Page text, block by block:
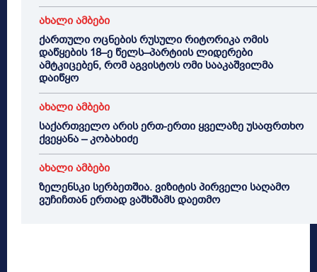
ახალი ამბები
ქართული ოცნების რუსული რიტორიკა ომის
დაწყების 18–ე წელს–პარტიის ლიდერები
ამტკიცებენ, რომ აგვისტოს ომი სააკაშვილმა
დაიწყო
ახალი ამბები
საქართველო არის ერთ-ერთი ყველაზე უსაფრთხო
ქვეყანა – კობახიძე
ახალი ამბები
ზელენსკი სერბეთშია. ვიზიტის პირველი საღამო
ვუჩიჩთან ერთად ვაშხშამს დაეთმო